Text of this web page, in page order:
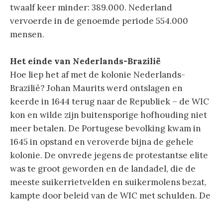
twaalf keer minder: 389.000. Nederland
vervoerde in de genoemde periode 554.000
mensen.
Het einde van Nederlands-Brazilië
Hoe liep het af met de kolonie Nederlands-
Brazilië? Johan Maurits werd ontslagen en
keerde in 1644 terug naar de Republiek – de WIC
kon en wilde zijn buitensporige hofhouding niet
meer betalen. De Portugese bevolking kwam in
1645 in opstand en veroverde bijna de gehele
kolonie. De onvrede jegens de protestantse elite
was te groot geworden en de landadel, die de
meeste suikerrietvelden en suikermolens bezat,
kampte door beleid van de WIC met schulden. De